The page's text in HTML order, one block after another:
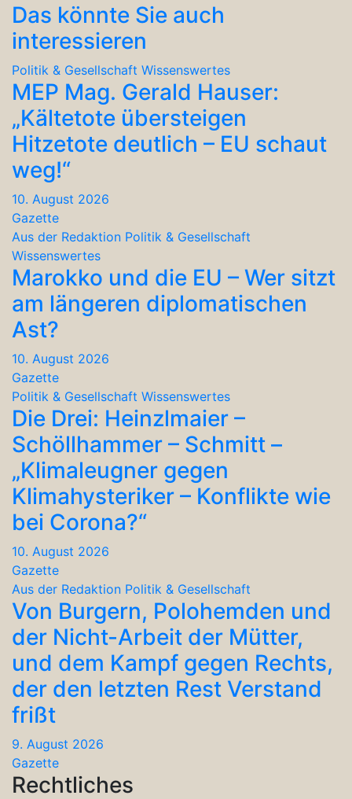
Das könnte Sie auch
interessieren
Politik & Gesellschaft Wissenswertes
MEP Mag. Gerald Hauser:
„Kältetote übersteigen
Hitzetote deutlich – EU schaut
weg!“
10. August 2026
Gazette
Aus der Redaktion Politik & Gesellschaft
Wissenswertes
Marokko und die EU – Wer sitzt
am längeren diplomatischen
Ast?
10. August 2026
Gazette
Politik & Gesellschaft Wissenswertes
Die Drei: Heinzlmaier –
Schöllhammer – Schmitt –
„Klimaleugner gegen
Klimahysteriker – Konflikte wie
bei Corona?“
10. August 2026
Gazette
Aus der Redaktion Politik & Gesellschaft
Von Burgern, Polohemden und
der Nicht-Arbeit der Mütter,
und dem Kampf gegen Rechts,
der den letzten Rest Verstand
frißt
9. August 2026
Gazette
Rechtliches